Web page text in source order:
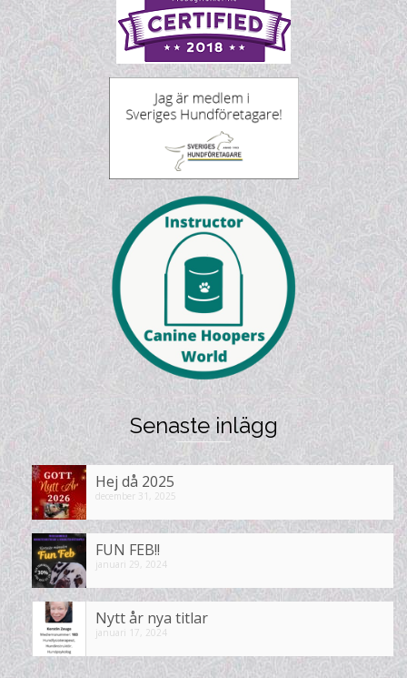
Senaste inlägg
Hej då 2025
december 31, 2025
FUN FEB!!
januari 29, 2024
Nytt år nya titlar
januari 17, 2024